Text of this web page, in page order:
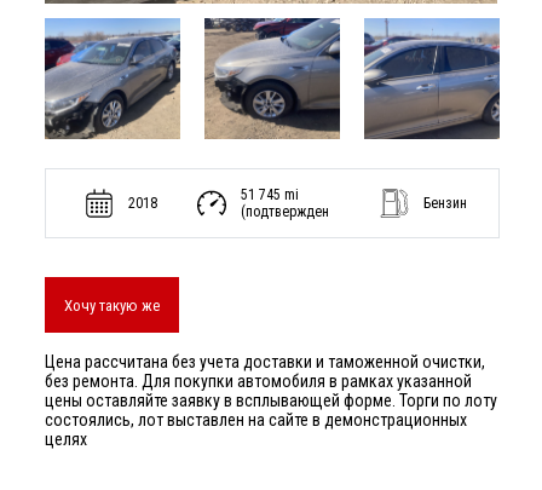
2018
51 745 mi
(подтвержден
Бензин
Хочу такую же
Цена рассчитана без учета доставки и таможенной очистки,
без ремонта. Для покупки автомобиля в рамках указанной
цены оставляйте заявку в всплывающей форме. Торги по лоту
состоялись, лот выставлен на сайте в демонстрационных
целях